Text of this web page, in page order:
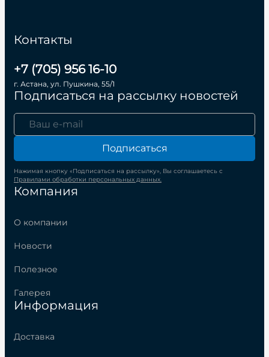
Компания
О компании
Новости
Полезное
Галерея
Информация
Доставка
Контакты
+7 (705) 956 16-10
г. Астана, ул. Пушкина, 55/1
Подписаться на рассылку новостей
Подписаться
Нажимая кнопку «Подписаться на рассылку», Вы соглашаетесь с
Правилами обработки персональных данных.